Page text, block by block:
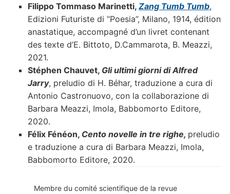
Filippo Tommaso Marinetti, Zang Tumb Tumb,
Edizioni Futuriste di “Poesia”, Milano, 1914, édition
anastatique, accompagné d’un livret contenant
des texte d’E. Bittoto, D.Cammarota, B. Meazzi,
2021.
Stéphen Chauvet, Gli ultimi giorni di Alfred
Jarry, preludio di H. Béhar, traduzione a cura di
Antonio Castronuovo, con la collaborazione di
Barbara Meazzi, Imola, Babbomorto Editore,
2020.
Félix Fénéon, Cento novelle in tre righe, preludio
e traduzione a cura di Barbara Meazzi, Imola,
Babbomorto Editore, 2020.
Membre du comité scientifique de la revue